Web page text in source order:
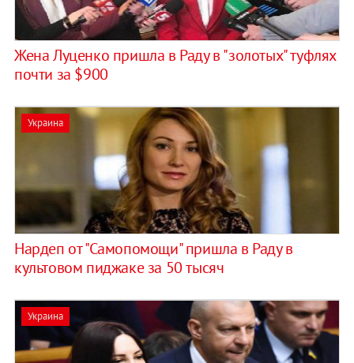
Жена Луценко пришла в Раду в "золотых" туфлях
почти за $900
Украина
Нардеп от "Самопомощи" пришла в Раду в
культовом пиджаке за 50 тысяч
Украина